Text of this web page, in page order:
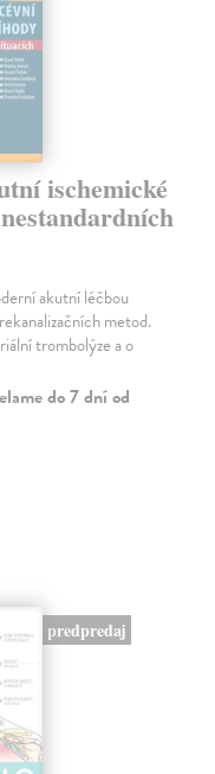
ischemické
akutní léčbou
metod.
trombolýze a o
do 7 dní od
predpredaj